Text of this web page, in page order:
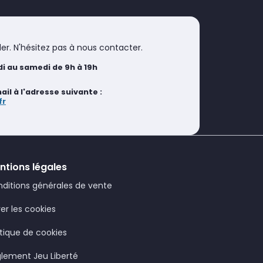
N'hésitez pas à nous contacter.
samedi de 9h à 19h
à l'adresse suivante :
légales
générales de vente
les cookies
de cookies
Jeu Liberté